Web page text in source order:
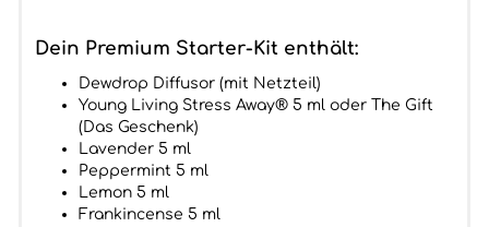
Dein Premium Starter-Kit enthält:
Dewdrop Diffusor (mit Netzteil)
Young Living Stress Away® 5 ml oder The Gift
(Das Geschenk)
Lavender 5 ml
Peppermint 5 ml
Lemon 5 ml
Frankincense 5 ml